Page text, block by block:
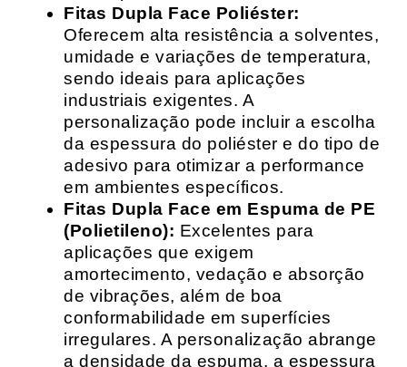
Fitas Dupla Face Poliéster:
Oferecem alta resistência a solventes,
umidade e variações de temperatura,
sendo ideais para aplicações
industriais exigentes. A
personalização pode incluir a escolha
da espessura do poliéster e do tipo de
adesivo para otimizar a performance
em ambientes específicos.
Fitas Dupla Face em Espuma de PE
(Polietileno): Excelentes para
aplicações que exigem
amortecimento, vedação e absorção
de vibrações, além de boa
conformabilidade em superfícies
irregulares. A personalização abrange
a densidade da espuma, a espessura